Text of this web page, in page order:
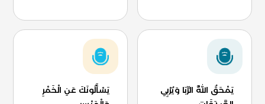
يَمْحَقُ اللَّهُ الرِّبَا وَيُرْبِي
يَسْأَلُونَكَ عَنِ الْخَمْرِ